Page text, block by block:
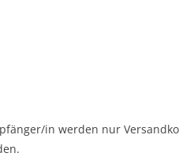
in werden nur